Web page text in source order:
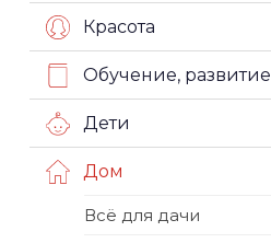
Красота
Обучение, развитие
Дети
Дом
Всё для дачи